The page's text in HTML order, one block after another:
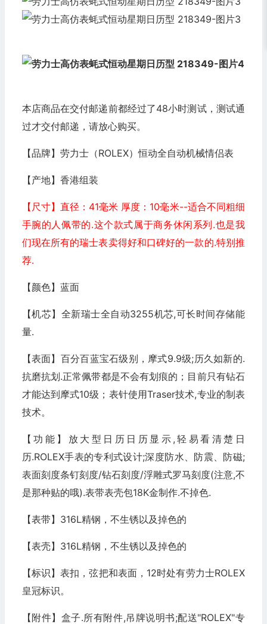
本店商品在交付邮递前都经过了48小时测试，测试通
过才交付邮递，请放心购买。
【品牌】劳力士（ROLEX）恒动全自动机械情侣表
【产地】香港组装
【尺寸】直径：41毫米 厚度：10毫米--适合不同粗细
手腕的人佩带的.这个款式属于商务休闲系列.也是我
们现在所有的瑞士表卖得好和口碑好的一款的.特别推
荐.
【颜色】蓝面
【机芯】全新瑞士全自动3255机芯,可长时间存储能
量.
【表面】百分百蓝宝石级别，摩式9.9级;历久如新的.
抗磨抗划.正常佩带都是不会有划痕的；目前只有钻石
才能达到摩式10级；表针使用Traser技术,专业的制表
技术。
【功能】放大型日历日历显示,轻易看清楚日
历.ROLEX手表的专利式设计;深度防水、防震、防磁;
表面刻度条钉刻度/钻石刻度/浮雕式罗马刻度(注意,不
是那种贴的哦).表带表壳包18K金制作.不掉色.
【表带】316L精钢，不生锈以及掉色的
【表壳】316L精钢，不生锈以及掉色的
【标识】表扣，弦把和表面，12时处有劳力士ROLEX
皇冠标识。
【附件】盒子.所有附件,吊牌说明书;配送"ROLEX"专